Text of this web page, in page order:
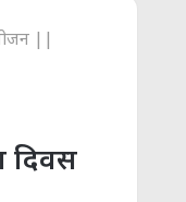
||
दिवस